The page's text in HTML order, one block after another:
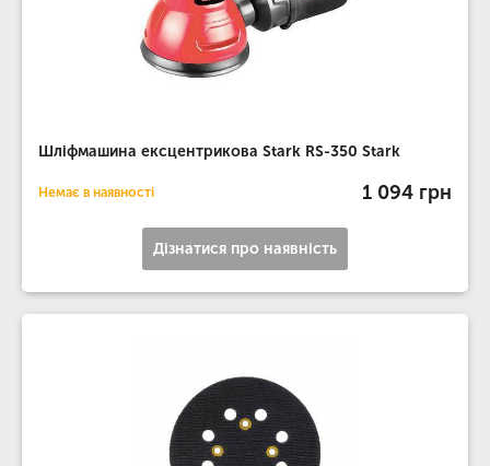
Шліфмашина ексцентрикова Stark RS-350 Stark
Немає в наявності 1 094 грн
Дізнатися про наявність